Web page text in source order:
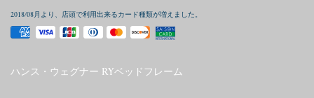
2018/08月より、店頭で利用出来るカード種類が増えました。
ハンス・ウェグナー RYベッドフレーム